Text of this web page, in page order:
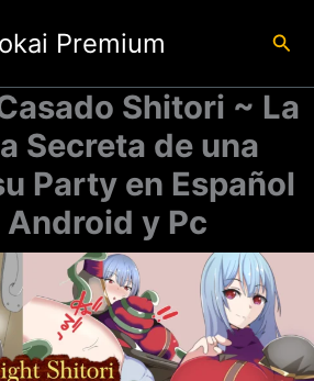
Premium
Shitori ~ La
Secreta de una
Party en Español
Android y Pc